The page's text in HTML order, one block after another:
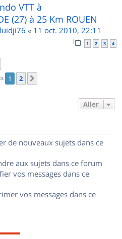
VTT à
(27) à 25 Km ROUEN
luidji76 « 11 oct. 2010, 22:11
1 2 3 4
1 2
Aller
de nouveaux sujets dans ce
aux sujets dans ce forum
vos messages dans ce
vos messages dans ce